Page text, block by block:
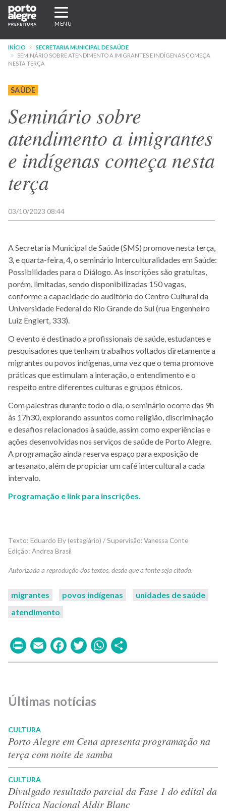
Pular
para
conteúdo
principal
Expandir/recolher
navegação
MENU
INÍCIO
SECRETARIA MUNICIPAL DE SAÚDE
SEMINÁRIO SOBRE ATENDIMENTO A IMIGRANTES E INDÍGENAS COMEÇA
NESTA TERÇA
SAÚDE
Seminário sobre
atendimento a imigrantes
e indígenas começa nesta
terça
03/10/2023 08:44
A Secretaria Municipal de Saúde (SMS) promove nesta terça,
3, e quarta-feira, 4, o seminário Interculturalidades em Saúde:
Possibilidades para o Diálogo. As inscrições são gratuitas,
porém, limitadas, sendo disponibilizadas 150 vagas,
conforme a capacidade do auditório do Centro Cultural da
Universidade Federal do Rio Grande do Sul (rua Engenheiro
Luiz Englert, 333).
O evento é destinado a profissionais de saúde, estudantes e
pesquisadores que tenham trabalhos voltados diretamente a
migrantes ou povos indígenas, uma vez que o tema promove
práticas que estimulam a interação, o entendimento e o
respeito entre diferentes culturas e grupos étnicos.
Com palestras durante todo o dia, o seminário ocorre das 9h
às 17h30, explorando assuntos como religião, discriminação
e desafios relacionados à saúde, assim como experiências e
ações desenvolvidas nos serviços de saúde de Porto Alegre.
A programação ainda reserva espaço para exposição de
artesanato, além de propiciar um café intercultural a cada
intervalo.
Programação e link para inscrições.
Eduardo Ely (estagiário) / Supervisão: Vanessa Conte
Andrea Brasil
migrantes povos indígenas
unidades de saúde
atendimento
PrintEmailFacebook
TwitterWhatsApp
Últimas notícias
CULTURA
Porto Alegre em Cena apresenta programação na
terça com noite de samba
CULTURA
Divulgado resultado parcial da Fase 1 do edital da
Política Nacional Aldir Blanc